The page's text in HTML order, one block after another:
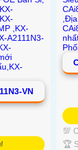
VN
💯
🏆